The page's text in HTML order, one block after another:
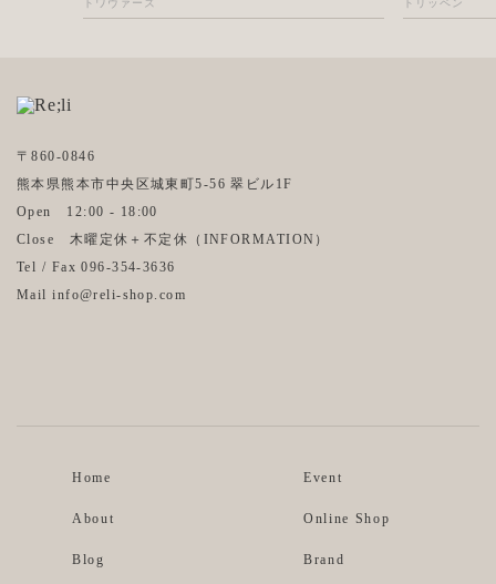
トワヴァーズ トリッペン
〒860-0846
熊本県熊本市中央区城東町5-56 翠ビル1F
Open 12:00 - 18:00
Close 木曜定休＋不定休（ INFORMATION ）
Tel / Fax 096-354-3636
Mail info@reli-shop.com
Home
About
Blog
Event
Online Shop
Brand